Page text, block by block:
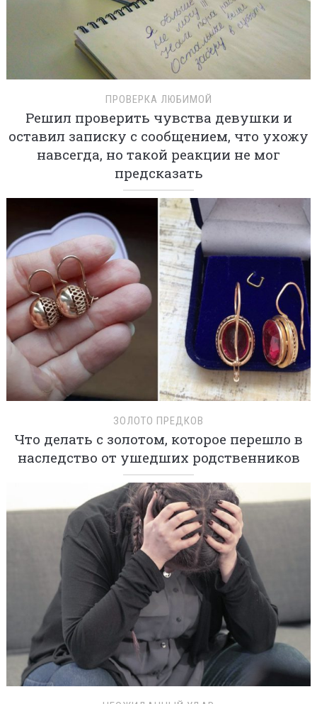
ПРОВЕРКА ЛЮБИМОЙ
Решил проверить чувства девушки и
оставил записку с сообщением, что ухожу
навсегда, но такой реакции не мог
предсказать
ЗОЛОТО ПРЕДКОВ
Что делать с золотом, которое перешло в
наследство от ушедших родственников